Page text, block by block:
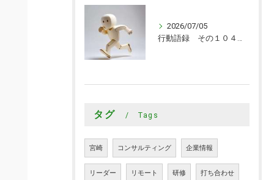
2026/07/05
行動語録 その１０４０ 行動あるのみ！
タグ Tags
宮崎 コンサルティング 企業情報
リーダー リモート 研修 打ち合わせ